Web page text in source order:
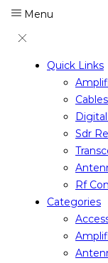
Menu
Quick Links
Cables
Sdr
Rf
Categories